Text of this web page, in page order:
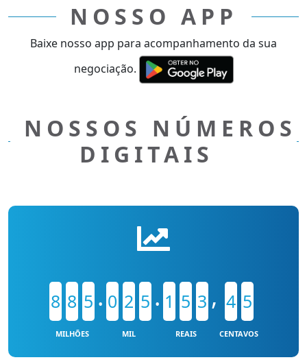
NOSSO APP
Baixe nosso app para acompanhamento da sua
negociação.
NOSSOS NÚMEROS
DIGITAIS
8 8 5
MILHÕES
. 0 2 5
MIL
. 1 5 3
REAIS
, 4 5
CENTAVOS